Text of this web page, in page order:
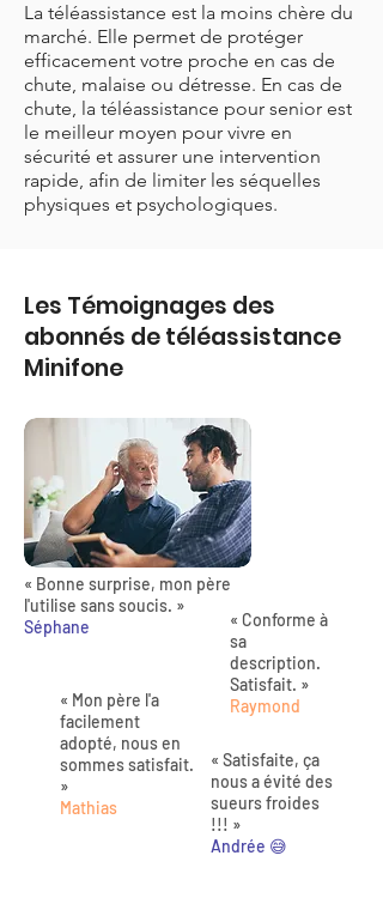
La téléassistance est la moins chère du
marché. Elle permet de protéger
efficacement votre proche en cas de
chute, malaise ou détresse. En cas de
chute, la téléassistance pour senior est
le meilleur moyen pour vivre en
sécurité et assurer une intervention
rapide, afin de limiter les séquelles
physiques et psychologiques.
Les Témoignages des
abonnés de téléassistance
Minifone
« Bonne surprise, mon père
l'utilise sans soucis. »
Séphane
« Mon père l'a
facilement
adopté, nous en
sommes satisfait.
»
Mathias
« Conforme à
sa
description.
Satisfait. »
Raymond
« Satisfaite, ça
nous a évité des
sueurs froides
!!! »
Andrée 😅